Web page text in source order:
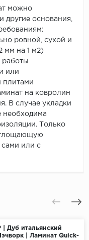
можно
другие основания,
ровной, сухой и
мм на 1 м2)
работы
или
на ковролин
В случае укладки
необходима
Только
сами или с
| Дуб итальянский
| Ламинат Quick-